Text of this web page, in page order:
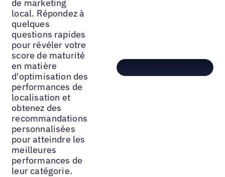
de marketing
local. Répondez à
quelques
questions rapides
pour révéler votre
score de maturité
en matière
d'optimisation des
performances de
localisation et
obtenez des
recommandations
personnalisées
pour atteindre les
meilleures
performances de
leur catégorie.